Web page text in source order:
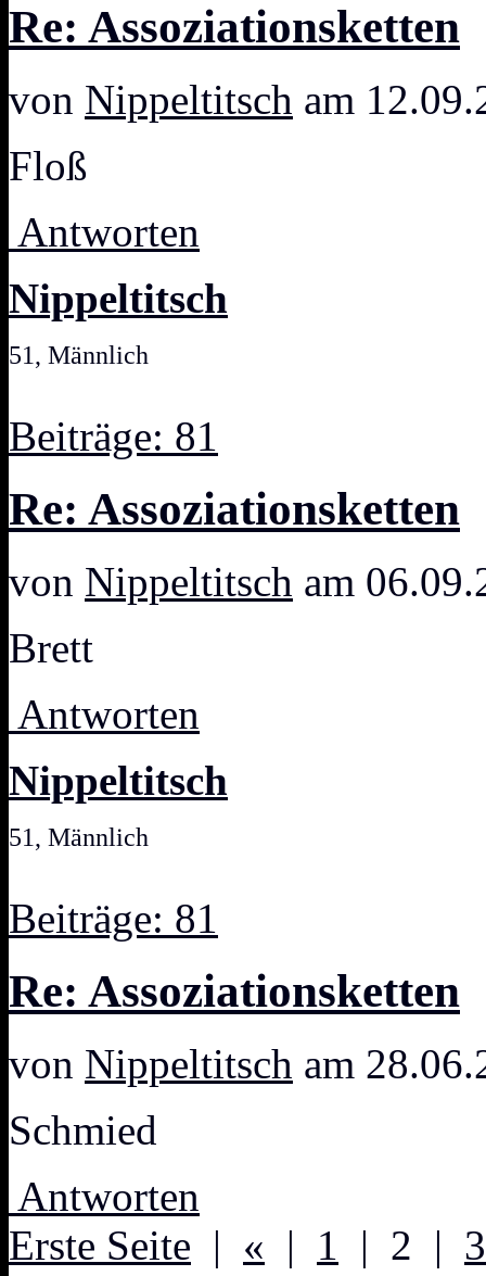
Re: Assoziationsketten
von Nippeltitsch am
Floß
Antworten
Nippeltitsch
51, Männlich
Beiträge: 81
Re: Assoziationsketten
von Nippeltitsch am
Brett
Antworten
Nippeltitsch
51, Männlich
Beiträge: 81
Re: Assoziationsketten
von Nippeltitsch am
Schmied
Antworten
Erste Seite | « | 1 | 2 | 3